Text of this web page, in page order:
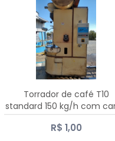
Torrador de café T10
standard 150 kg/h com
de 10 kg
R$ 1,00